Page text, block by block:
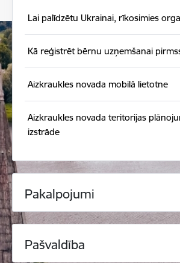
Lai palīdzētu Ukrainai, rīkosimies
Kā reģistrēt bērnu uzņemšanai
Aizkraukles novada mobilā lietotne
Aizkraukles novada teritorijas
izstrāde
Pakalpojumi
Pašvaldība